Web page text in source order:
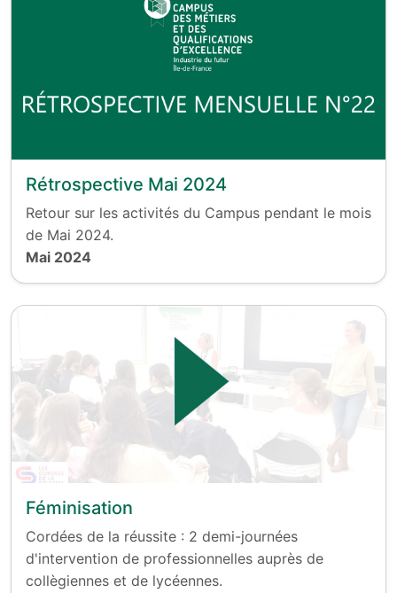
Rétrospective Mai 2024
Retour sur les activités du Campus pendant le mois
de Mai 2024.
Mai 2024
Féminisation
Cordées de la réussite : 2 demi-journées
d'intervention de professionnelles auprès de
collègiennes et de lycéennes.